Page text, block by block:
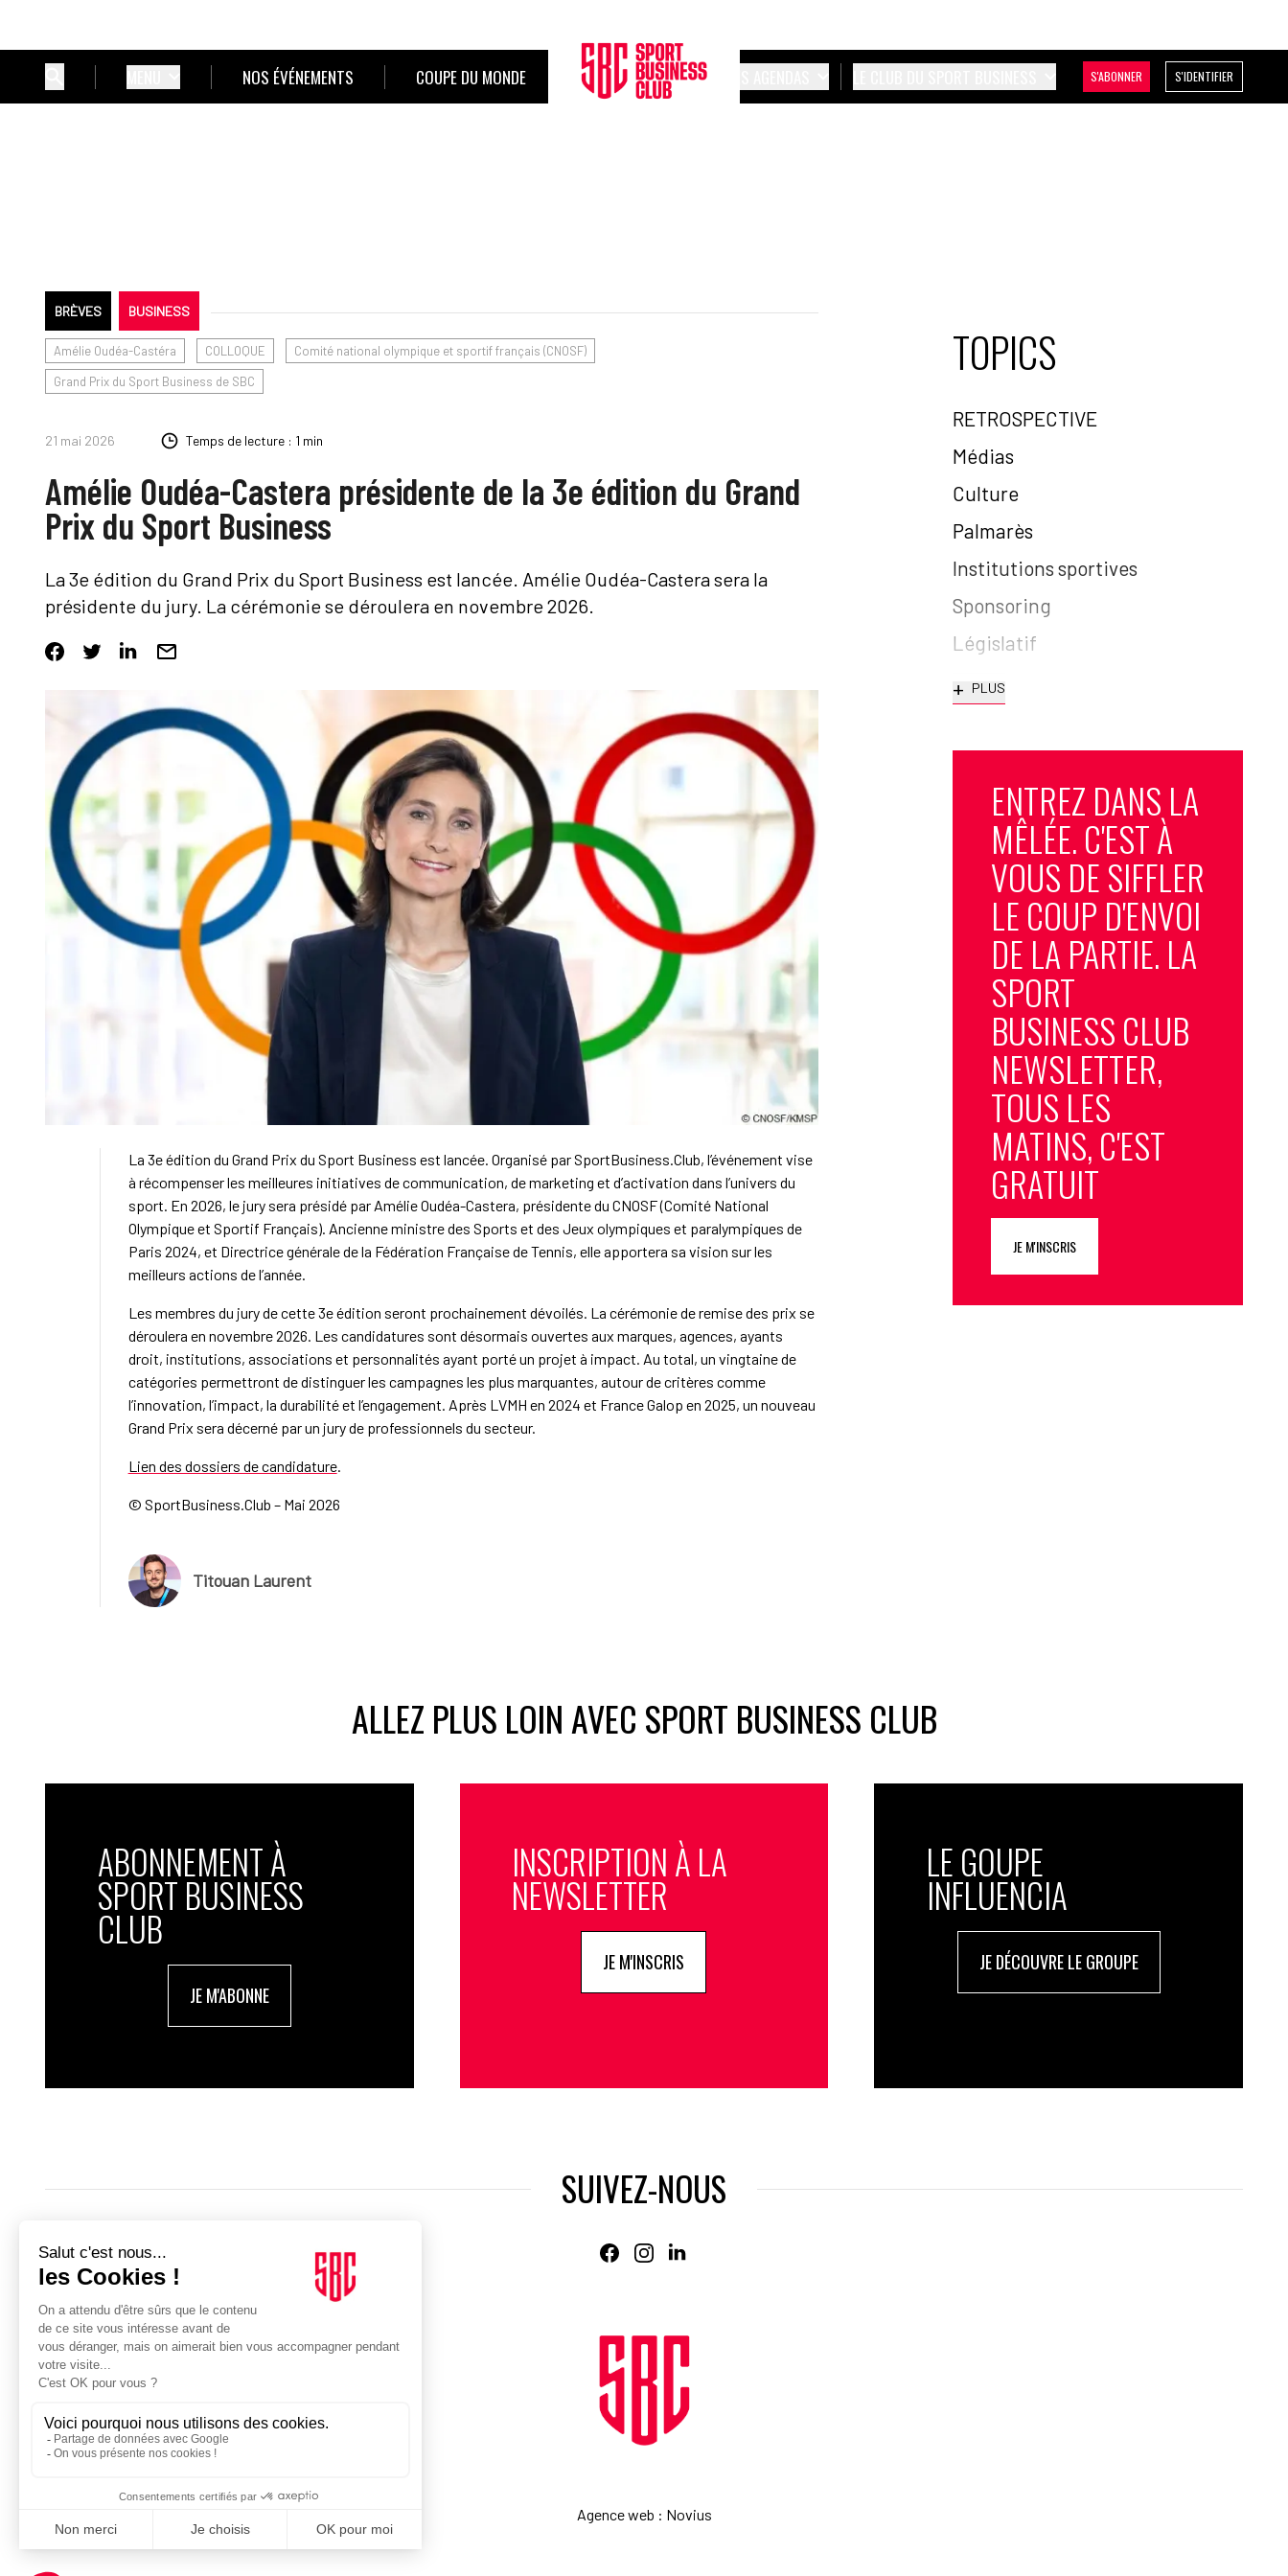
NOS ÉVÉNEMENTS COUPE DU MONDE S'ABONNER S'IDENTIFIER
BRÈVES BUSINESS
Amélie Oudéa-Castéra COLLOQUE
Comité national olympique et sportif français (CNOSF)
Grand Prix du Sport Business de SBC
21 mai 2026 Temps de lecture : 1 min
Amélie Oudéa-Castera présidente de la 3e édition du Grand
Prix du Sport Business
La 3e édition du Grand Prix du Sport Business est lancée. Amélie Oudéa-Castera sera la
présidente du jury. La cérémonie se déroulera en novembre 2026.
La 3e édition du Grand Prix du Sport Business est lancée. Organisé par SportBusiness.Club, l’événement vise
à récompenser les meilleures initiatives de communication, de marketing et d’activation dans l’univers du
sport. En 2026, le jury sera présidé par Amélie Oudéa-Castera, présidente du CNOSF (Comité National
Olympique et Sportif Français). Ancienne ministre des Sports et des Jeux olympiques et paralympiques de
Paris 2024, et Directrice générale de la Fédération Française de Tennis, elle apportera sa vision sur les
meilleurs actions de l’année.
Les membres du jury de cette 3e édition seront prochainement dévoilés. La cérémonie de remise des prix se
déroulera en novembre 2026. Les candidatures sont désormais ouvertes aux marques, agences, ayants
droit, institutions, associations et personnalités ayant porté un projet à impact. Au total, un vingtaine de
catégories permettront de distinguer les campagnes les plus marquantes, autour de critères comme
l’innovation, l’impact, la durabilité et l’engagement. Après LVMH en 2024 et France Galop en 2025, un nouveau
Grand Prix sera décerné par un jury de professionnels du secteur.
Lien des dossiers de candidature.
© SportBusiness.Club – Mai 2026
Titouan Laurent
TOPICS
RETROSPECTIVE
Médias
Culture
Palmarès
Institutions sportives
Sponsoring
Législatif
+ PLUS
ENTREZ DANS LA
MÊLÉE. C'EST À
VOUS DE SIFFLER
LE COUP D'ENVOI
DE LA PARTIE. LA
SPORT
BUSINESS CLUB
NEWSLETTER,
TOUS LES
MATINS, C'EST
GRATUIT
JE M'INSCRIS
ALLEZ PLUS LOIN AVEC SPORT BUSINESS CLUB
ABONNEMENT À
SPORT BUSINESS
CLUB
JE M'ABONNE
INSCRIPTION À LA
NEWSLETTER
JE M'INSCRIS
LE GOUPE
INFLUENCIA
JE DÉCOUVRE LE GROUPE
SUIVEZ-NOUS
Agence web : Novius